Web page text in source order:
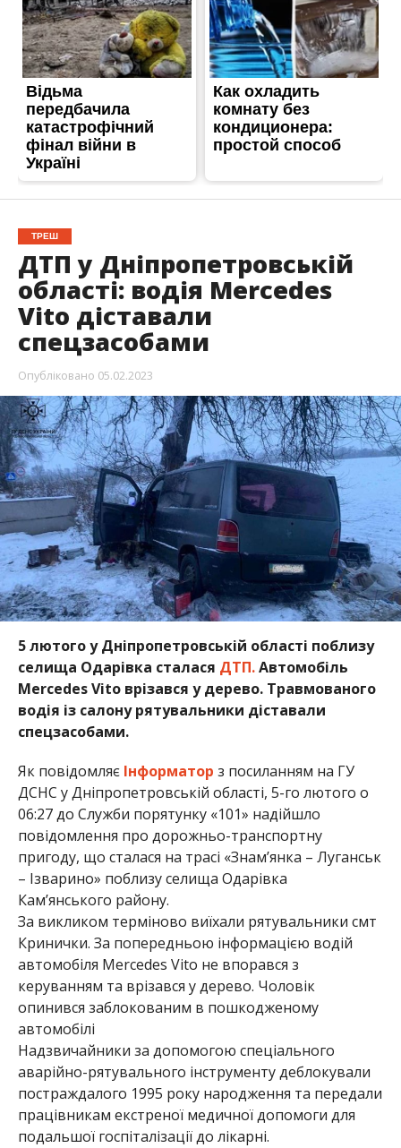
ТРЕШ
ДТП у Дніпропетровській
області: водія Mercedes
Vito діставали
спецзасобами
Опубліковано 05.02.2023
5 лютого у Дніпропетровській області поблизу
селища Одарівка сталася ДТП.Автомобіль
Mercedes Vito врізався у дерево. Травмованого
водія із салону рятувальники діставали
спецзасобами.
Як повідомляє Інформатор з посиланням на ГУ
ДСНС у Дніпропетровській області, 5-го лютого о
06:27 до Служби порятунку «101» надійшло
повідомлення про дорожньо-транспортну
пригоду, що сталася на трасі «Знам’янка – Луганськ
– Ізварино» поблизу селища Одарівка
Кам’янського району.
За викликом терміново виїхали рятувальники смт
Кринички. За попередньою інформацією водій
автомобіля Mercedes Vito не впорався з
керуванням та врізався у дерево. Чоловік
опинився заблокованим в пошкодженому
автомобілі
Надзвичайники за допомогою спеціального
аварійно-рятувального інструменту деблокували
постраждалого 1995 року народження та передали
працівникам екстреної медичної допомоги для
подальшої госпіталізації до лікарні.